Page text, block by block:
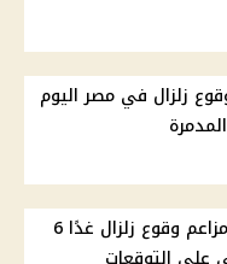
زلزال في مصر اليوم
البحوث الفلكية تحسم مزاعم وقوع زلزال غدًا 6